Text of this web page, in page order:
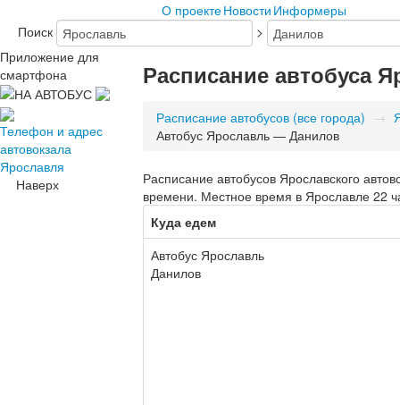
О проектеНовости Информеры
Поиск
>
Приложение для
смартфона
Телефон и адрес
автовокзала
Ярославля
Наверх
Расписание автобуса
Расписание автобусов (все города) →
Автобус Ярославль — Данилов
Расписание автобусов Ярославского
времени. Местное время в Ярославле 22
Куда едем
Автобус Ярославль
Данилов